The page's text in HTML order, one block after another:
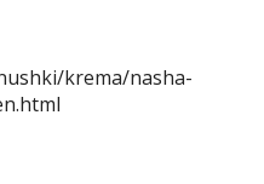
krema/nasha-